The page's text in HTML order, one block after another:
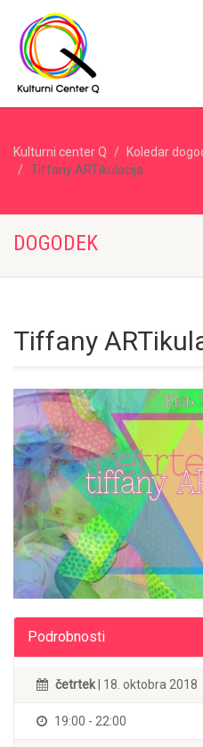
Kulturni center Q Koledar
Tiffany ARTikulacija
DOGODEK
Tiffany
Podrobnosti
četrtek | 18. oktobra 2018
19:00 - 22:00